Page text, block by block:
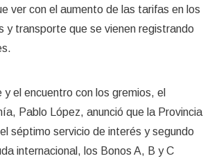
ver con el aumento de las tarifas en los
y transporte que se vienen registrando
y el encuentro con los gremios, el
Pablo López, anunció que la Provincia
séptimo servicio de interés y segundo
internacional, los Bonos A, B y C